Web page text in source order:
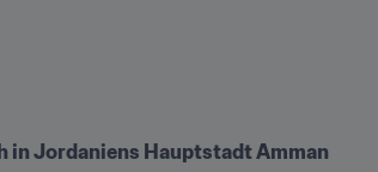
in Jordaniens Hauptstadt Amman